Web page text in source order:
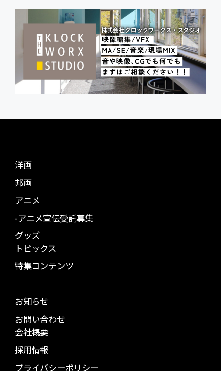
洋画
邦画
アニメ
-アニメ宣伝受託募集
グッズ
トピックス
特集コンテンツ
お知らせ
お問い合わせ
会社概要
採用情報
プライバシーポリシー